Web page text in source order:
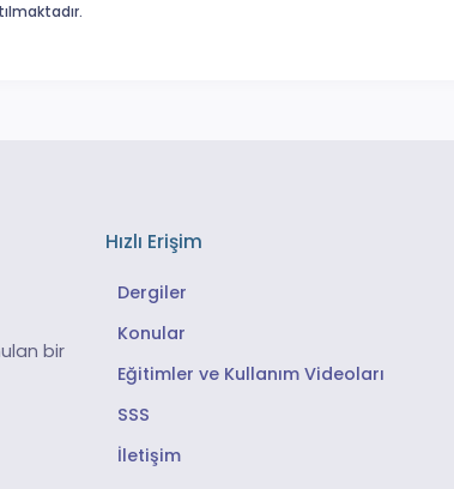
bir
Hızlı Erişim
Dergiler
Konular
Eğitimler ve Kullanım Videoları
SSS
İletişim